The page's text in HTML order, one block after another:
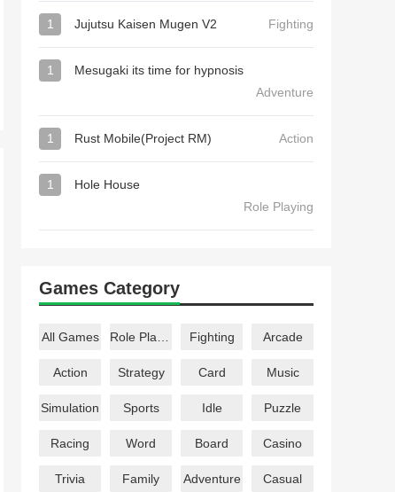
1 Jujutsu Kaisen Mugen V2 Fighting
1
Mesugaki its time for hypnosis
Adventure
1 Rust Mobile(Project RM) Action
1
Hole House
Role Playing
Games Category
All Games Fighting Arcade
Action Strategy Card Music
Simulation Sports Idle Puzzle
Racing Word Board Casino
Trivia Family Adventure Casual